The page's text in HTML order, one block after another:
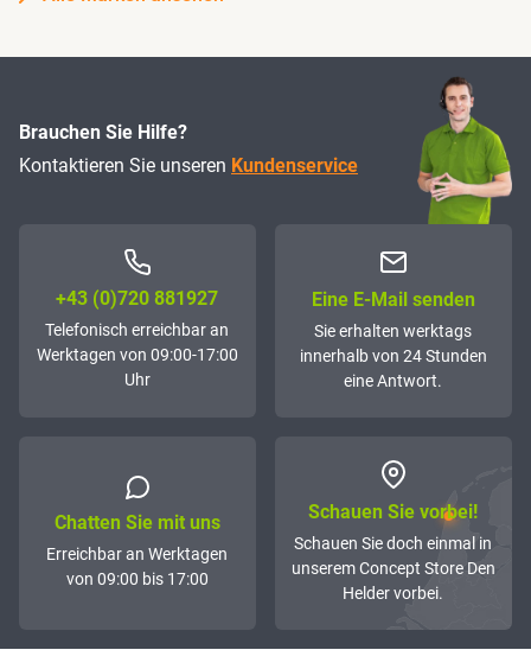
Brauchen Sie Hilfe?
Kontaktieren Sie unseren Kundenservice
+43 (0)72­0 881927
Telefonisch erreichbar an
Werktagen von 09:00-17:00
Uhr
Eine E-Mail senden
Sie erhalten werktags
innerhalb von 24 Stunden
eine Antwort.
Chatten Sie mit uns
Erreichbar an Werktagen
von 09:00 bis 17:00
Schauen Sie vorbei!
Schauen Sie doch einmal in
unserem Concept Store Den
Helder vorbei.